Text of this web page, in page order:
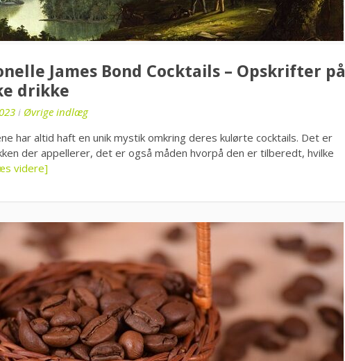
James Bond Cocktails – Opskrifter på
drikke
i Øvrige indlæg
har altid haft en unik mystik omkring deres kulørte cocktails. Det er
der appellerer, det er også måden hvorpå den er tilberedt, hvilke
videre]